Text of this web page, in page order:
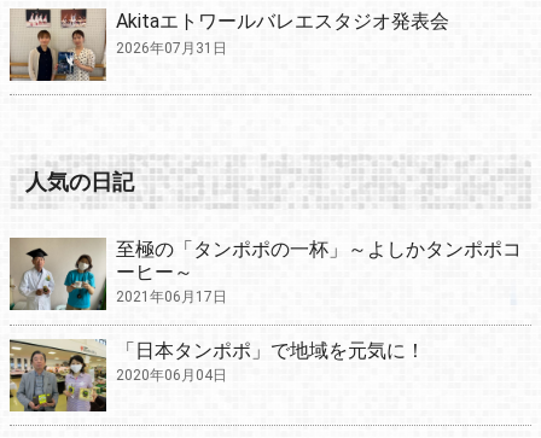
Akitaエトワールバレエスタジオ発表会
2026年07月31日
人気の日記
至極の「タンポポの一杯」～よしかタンポポコ
ーヒー～
2021年06月17日
「日本タンポポ」で地域を元気に！
2020年06月04日